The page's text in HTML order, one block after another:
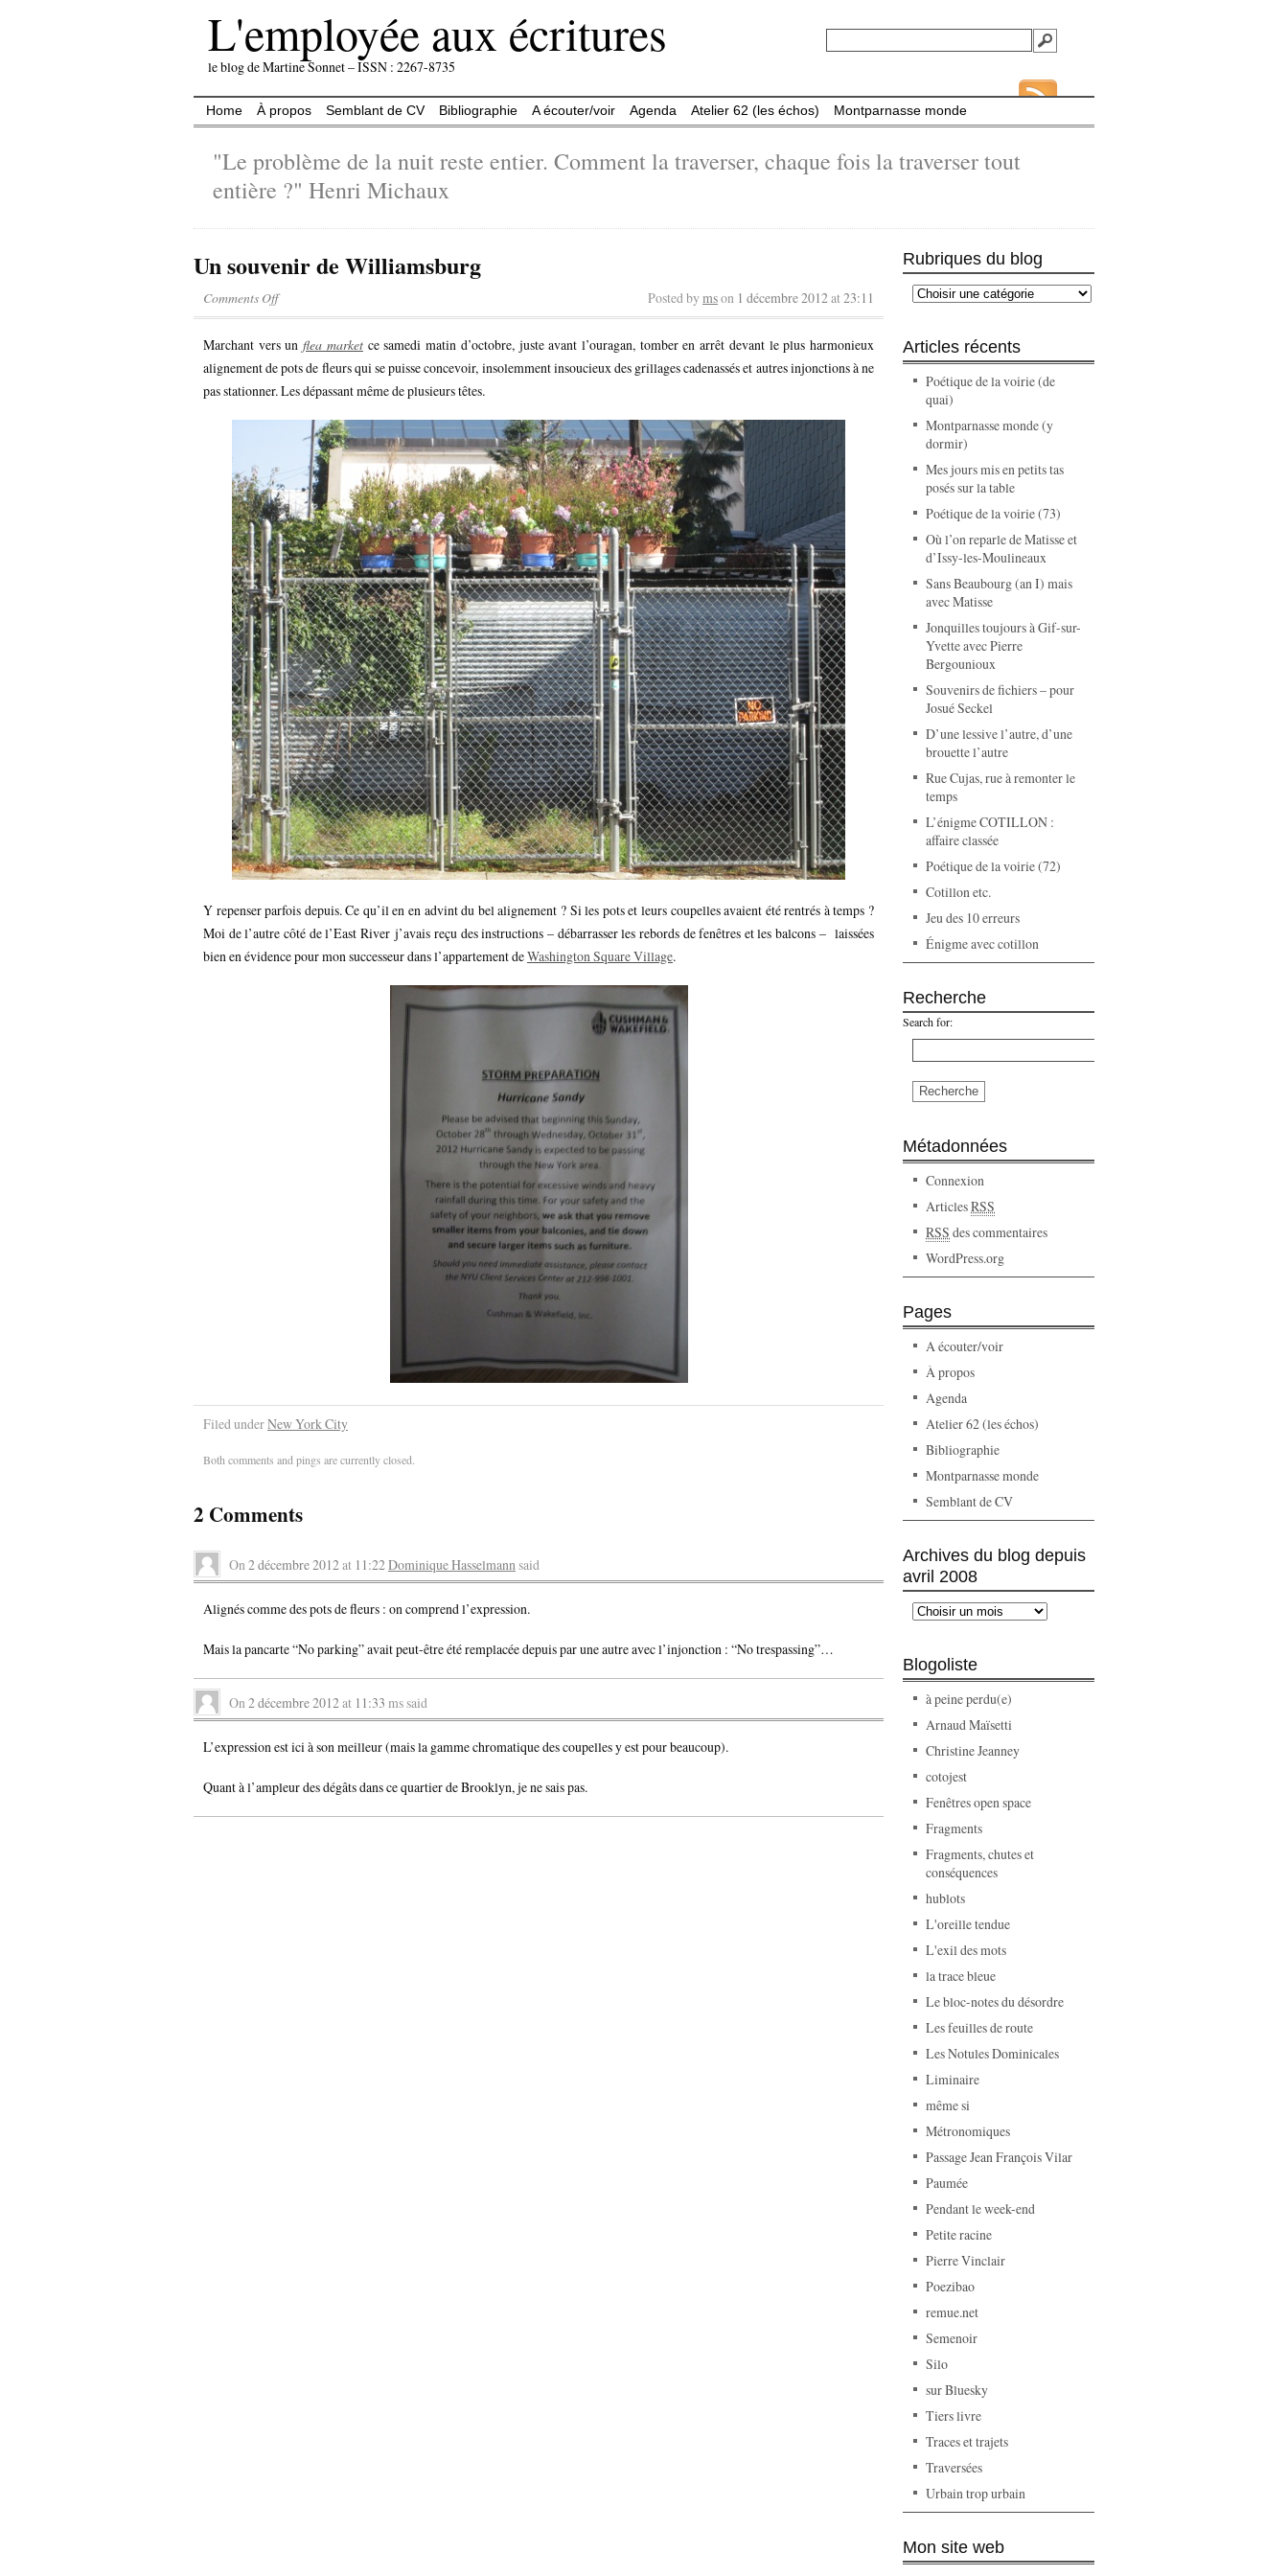
L'employée aux écritures
le blog de Martine Sonnet – ISSN : 2267-8735
Home À propos Semblant de CV Bibliographie A écouter/voir Agenda Atelier 62 (les échos) Montparnasse monde
"Le problème de la nuit reste entier. Comment la traverser, chaque fois la traverser tout
entière ?" Henri Michaux
Un souvenir de Williamsburg
Comments Off Posted bymson 1 décembre 2012at23:11
Marchant vers unflea marketce samedi matin d’octobre, juste avant l’ouragan, tomber en arrêt devant le plus harmonieux
alignement de pots de fleurs qui se puisse concevoir, insolemment insoucieux des grillages cadenassés et autres injonctions à ne
pas stationner. Les dépassant même de plusieurs têtes.
Y repenser parfois depuis. Ce qu’il en en advint du bel alignement ? Si les pots et leurs coupelles avaient été rentrés à temps ?
Moi de l’autre côté de l’East River j’avais reçu des instructions – débarrasser les rebords de fenêtres et les balcons – laissées
bien en évidence pour mon successeur dans l’appartement deWashington Square Village.
Filed underNew York City
Both comments and pings are currently closed.
2 Comments
On2 décembre 2012at 11:22Dominique Hasselmannsaid
Alignés comme des pots de fleurs : on comprend l’expression.
Mais la pancarte “No parking” avait peut-être été remplacée depuis par une autre avec l’injonction : “No trespassing”…
On2 décembre 2012at 11:33 ms said
L’expression est ici à son meilleur (mais la gamme chromatique des coupelles y est pour beaucoup).
Quant à l’ampleur des dégâts dans ce quartier de Brooklyn, je ne sais pas.
Rubriques du blog
Articles récents
Poétique de la voirie (de
quai)
Montparnasse monde (y
dormir)
Mes jours mis en petits tas
posés sur la table
Poétique de la voirie (73)
Où l’on reparle de Matisse et
d’Issy-les-Moulineaux
Sans Beaubourg (an I) mais
avec Matisse
Jonquilles toujours à Gif-sur-
Yvette avec Pierre
Bergounioux
Souvenirs de fichiers – pour
Josué Seckel
D’une lessive l’autre, d’une
brouette l’autre
Rue Cujas, rue à remonter le
temps
L’énigme COTILLON :
affaire classée
Poétique de la voirie (72)
Cotillon etc.
Jeu des 10 erreurs
Énigme avec cotillon
Recherche
Search for:
Métadonnées
Connexion
ArticlesRSS
RSS des commentaires
WordPress.org
Pages
A écouter/voir
À propos
Agenda
Atelier 62 (les échos)
Bibliographie
Montparnasse monde
Semblant de CV
Archives du blog depuis
avril 2008
Blogoliste
à peine perdu(e)
Arnaud Maïsetti
Christine Jeanney
cotojest
Fenêtres open space
Fragments
Fragments, chutes et
conséquences
hublots
L'oreille tendue
L'exil des mots
la trace bleue
Le bloc-notes du désordre
Les feuilles de route
Les Notules Dominicales
Liminaire
même si
Métronomiques
Passage Jean François Vilar
Paumée
Pendant le week-end
Petite racine
Pierre Vinclair
Poezibao
remue.net
Semenoir
Silo
sur Bluesky
Tiers livre
Traces et trajets
Traversées
Urbain trop urbain
Mon site web